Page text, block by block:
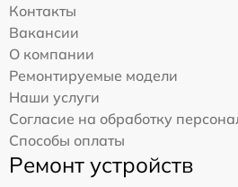
Контакты
Вакансии
О компании
Ремонтируемые модели
Наши услуги
Согласие на обработку
Способы оплаты
Ремонт устройств